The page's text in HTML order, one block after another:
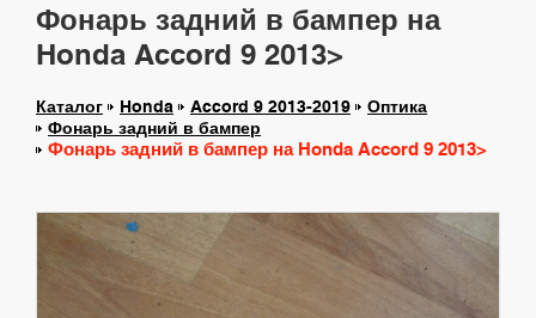
Фонарь задний в бампер на
Honda Accord 9 2013>
Каталог Honda Accord 9 2013-2019
Оптика
Фонарь задний в бампер
Фонарь задний в бампер на Honda Accord 9 2013>